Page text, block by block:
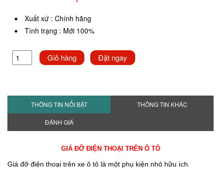
Xuất xứ : Chính hãng
Tình trạng : Mới 100%
Giỏ hàng Đặt ngay
THÔNG TIN NỔI BẬT THÔNG TIN KHÁC
ĐÁNH GIÁ
GIÁ ĐỠ ĐIỆN THOẠI TRÊN Ô TÔ
Giá đỡ điện thoại trên xe ô tô là một phụ kiện nhỏ hữu ích.